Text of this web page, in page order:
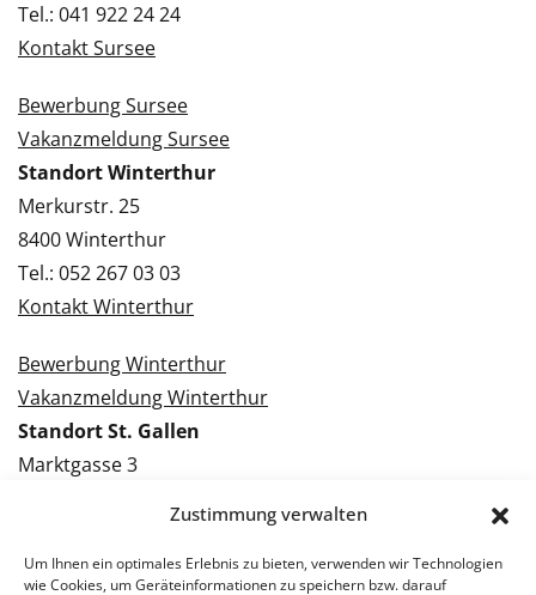
Zustimmung verwalten
Um Ihnen ein optimales Erlebnis zu bieten, verwenden wir Technologien
wie Cookies, um Geräteinformationen zu speichern bzw. darauf
Tel.: 041 922 24 24
Kontakt Sursee
Bewerbung Sursee
Vakanzmeldung Sursee
Standort Winterthur
Merkurstr. 25
8400 Winterthur
Tel.: 052 267 03 03
Kontakt Winterthur
Bewerbung Winterthur
Vakanzmeldung Winterthur
Standort St. Gallen
Marktgasse 3
Kontakt St. Gallen